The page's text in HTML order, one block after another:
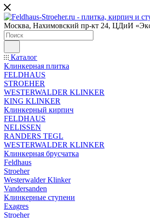
Москва, Нахимовский пр-кт 24, ЦДиИ
Каталог
Клинкерная плитка
FELDHAUS
STROEHER
WESTERWALDER KLINKER
KING KLINKER
Клинкерный кирпич
FELDHAUS
NELISSEN
RANDERS TEGL
WESTERWALDER KLINKER
Клинкерная брусчатка
Feldhaus
Stroeher
Westerwalder Klinker
Vandersanden
Клинкерные ступени
Exagres
Stroeher